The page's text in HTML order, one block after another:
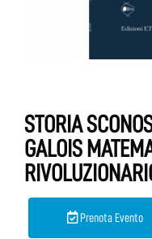
STORIA
GALOIS
Prenota Evento